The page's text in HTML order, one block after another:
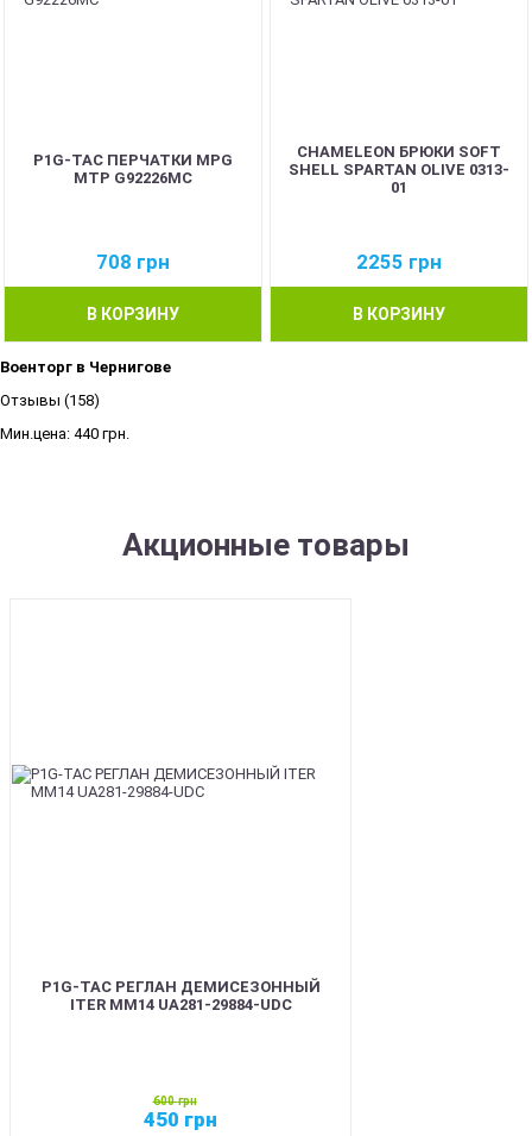
P1G-TAC ПЕРЧАТКИ MPG
MTP G92226MC
708 грн
В КОРЗИНУ
CHAMELEON БРЮКИ SOFT
SHELL SPARTAN OLIVE 0313-
01
2255 грн
В КОРЗИНУ
Военторг в Чернигове
Отзывы (158)
Мин.цена: 440 грн.
Акционные товары
P1G-TAC РЕГЛАН ДЕМИСЕЗОННЫЙ
ITER ММ14 UA281-29884-UDC
600грн
450 грн